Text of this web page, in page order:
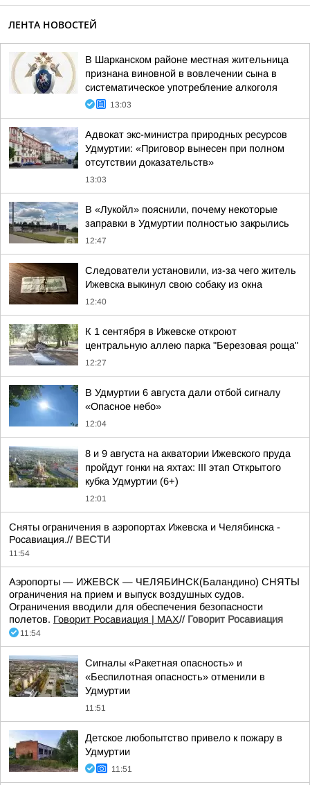
ЛЕНТА НОВОСТЕЙ
В Шарканском районе местная жительница
признана виновной в вовлечении сына в
систематическое употребление алкоголя
13:03
Адвокат экс-министра природных ресурсов
Удмуртии: «Приговор вынесен при полном
отсутствии доказательств»
13:03
В «Лукойл» пояснили, почему некоторые
заправки в Удмуртии полностью закрылись
12:47
Следователи установили, из-за чего житель
Ижевска выкинул свою собаку из окна
12:40
К 1 сентября в Ижевске откроют
центральную аллею парка "Березовая роща"
12:27
В Удмуртии 6 августа дали отбой сигналу
«Опасное небо»
12:04
8 и 9 августа на акватории Ижевского пруда
пройдут гонки на яхтах: III этап Открытого
кубка Удмуртии (6+)
12:01
Сняты ограничения в аэропортах Ижевска и Челябинска -
Росавиация.// ВЕСТИ
11:54
Аэропорты — ИЖЕВСК — ЧЕЛЯБИНСК(Баландино) СНЯТЫ
ограничения на прием и выпуск воздушных судов.
Ограничения вводили для обеспечения безопасности
полетов. Говорит Росавиация | MAX// Говорит Росавиация
11:54
Сигналы «Ракетная опасность» и
«Беспилотная опасность» отменили в
Удмуртии
11:51
Детское любопытство привело к пожару в
Удмуртии
11:51